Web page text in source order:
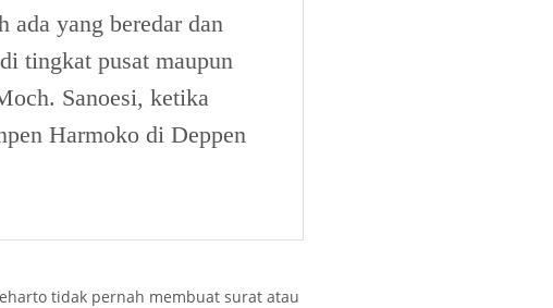
ada yang beredar dan
tingkat pusat maupun
Sanoesi, ketika
Harmoko di Deppen
tidak pernah membuat surat atau